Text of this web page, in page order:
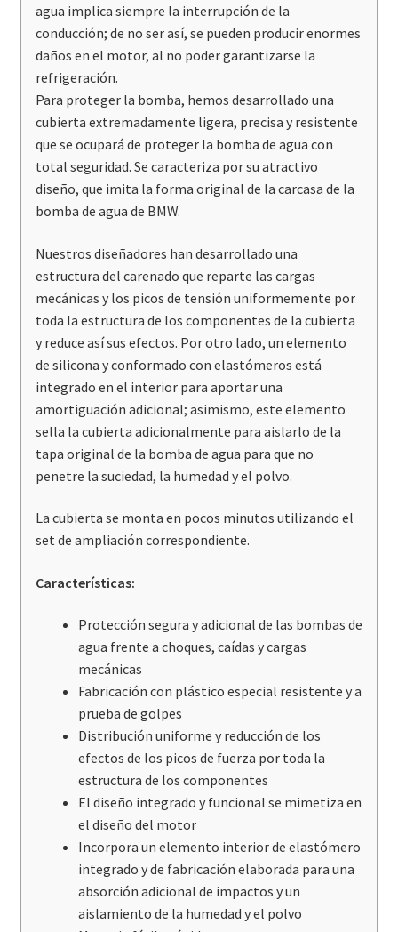
agua implica siempre la interrupción de la
conducción; de no ser así, se pueden producir enormes
daños en el motor, al no poder garantizarse la
refrigeración.
Para proteger la bomba, hemos desarrollado una
cubierta extremadamente ligera, precisa y resistente
que se ocupará de proteger la bomba de agua con
total seguridad. Se caracteriza por su atractivo
diseño, que imita la forma original de la carcasa de la
bomba de agua de BMW.
Nuestros diseñadores han desarrollado una
estructura del carenado que reparte las cargas
mecánicas y los picos de tensión uniformemente por
toda la estructura de los componentes de la cubierta
y reduce así sus efectos. Por otro lado, un elemento
de silicona y conformado con elastómeros está
integrado en el interior para aportar una
amortiguación adicional; asimismo, este elemento
sella la cubierta adicionalmente para aislarlo de la
tapa original de la bomba de agua para que no
penetre la suciedad, la humedad y el polvo.
La cubierta se monta en pocos minutos utilizando el
set de ampliación correspondiente.
Características:
Protección segura y adicional de las bombas de
agua frente a choques, caídas y cargas
mecánicas
Fabricación con plástico especial resistente y a
prueba de golpes
Distribución uniforme y reducción de los
efectos de los picos de fuerza por toda la
estructura de los componentes
El diseño integrado y funcional se mimetiza en
el diseño del motor
Incorpora un elemento interior de elastómero
integrado y de fabricación elaborada para una
absorción adicional de impactos y un
aislamiento de la humedad y el polvo